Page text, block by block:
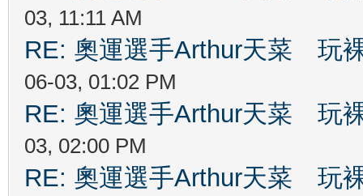
03, 11:11 AM
RE: 奧運選手Arthur天菜 玩
06-03, 01:02 PM
RE: 奧運選手Arthur天菜 玩
03, 02:00 PM
RE: 奧運選手Arthur天菜 玩